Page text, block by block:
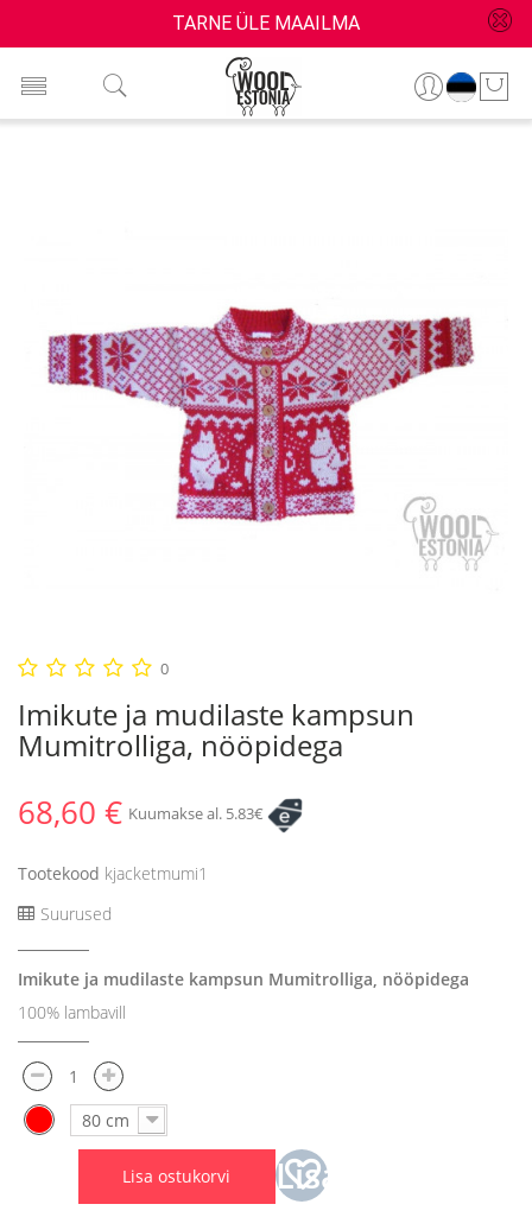
TARNE ÜLE MAAILMA
0
Imikute ja mudilaste kampsun
Mumitrolliga, nööpidega
68,60 € Kuumakse al. 5.83€
Tootekood kjacketmumi1
Suurused
Imikute ja mudilaste kampsun Mumitrolliga, nööpidega
100% lambavill
80 cm
Lisa ostukorvi
Lisa